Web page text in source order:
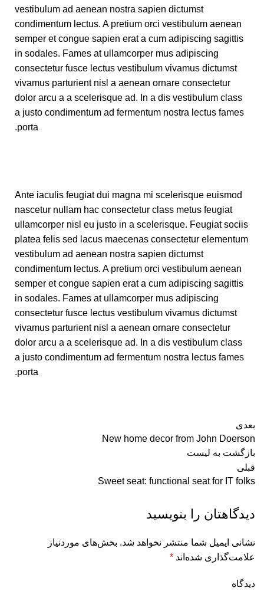
vestibulum ad aenean nostra sapien dictumst
condimentum lectus. A pretium orci vestibulum aenean
semper et congue sapien erat a cum adipiscing sagittis
in sodales. Fames at ullamcorper mus adipiscing
consectetur fusce lectus vestibulum vivamus dictumst
vivamus parturient nisl a aenean ornare consectetur
dolor arcu a a scelerisque ad. In a dis vestibulum class
a justo condimentum ad fermentum nostra lectus fames
porta.
Ante iaculis feugiat dui magna mi scelerisque euismod
nascetur nullam hac consectetur class metus feugiat
ullamcorper nisl eu justo in a scelerisque. Feugiat sociis
platea felis sed lacus maecenas consectetur elementum
vestibulum ad aenean nostra sapien dictumst
condimentum lectus. A pretium orci vestibulum aenean
semper et congue sapien erat a cum adipiscing sagittis
in sodales. Fames at ullamcorper mus adipiscing
consectetur fusce lectus vestibulum vivamus dictumst
vivamus parturient nisl a aenean ornare consectetur
dolor arcu a a scelerisque ad. In a dis vestibulum class
a justo condimentum ad fermentum nostra lectus fames
porta.
بعدی
New home decor from John Doerson
بازگشت به لیست
قبلی
Sweet seat: functional seat for IT folks
دیدگاهتان را بنویسید
نشانی ایمیل شما منتشر نخواهد شد. بخش‌های موردنیاز
علامت‌گذاری شده‌اند *
دیدگاه